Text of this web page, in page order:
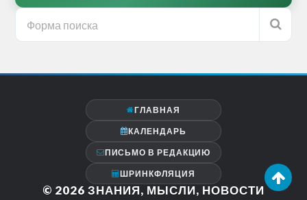
ГЛАВНАЯ
КАЛЕНДАРЬ
ПИСЬМО В РЕДАКЦИЮ
ШРИНКФЛЯЦИЯ
© 2026 ЗНАНИЯ, МЫСЛИ, НОВОСТИ